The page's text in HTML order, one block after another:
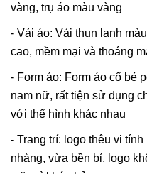
vàng, trụ áo màu vàng
- Vải áo: Vải thun lạnh
cao, mềm mại và thoáng
- Form áo: Form áo cổ bẻ
nam nữ, rất tiện sử dụng
với thể hình khác nhau
- Trang trí: logo thêu vi
nhàng, vừa bền bỉ, logo